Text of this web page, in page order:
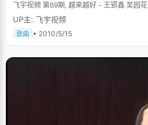
飞宇视频 第69期, 越来越好 - 王郢鑫 吴园花
UP主: 飞宇视频
歌曲 • 2010/5/15